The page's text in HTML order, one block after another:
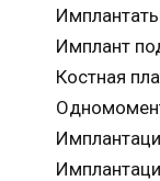
Имплант
Костная